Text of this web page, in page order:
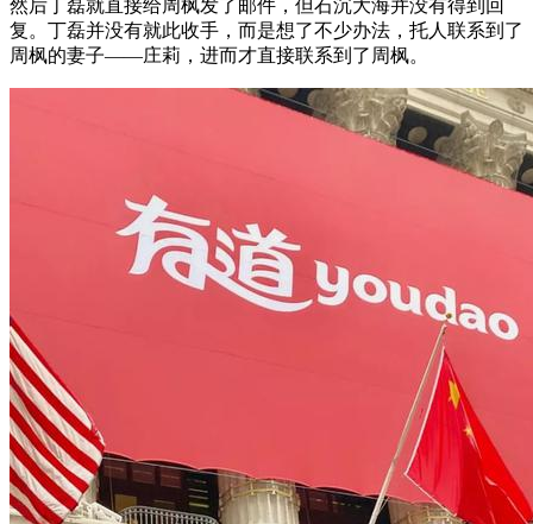
然后丁磊就直接给周枫发了邮件，但石沉大海并没有得到回
复。丁磊并没有就此收手，而是想了不少办法，托人联系到了
周枫的妻子——庄莉，进而才直接联系到了周枫。